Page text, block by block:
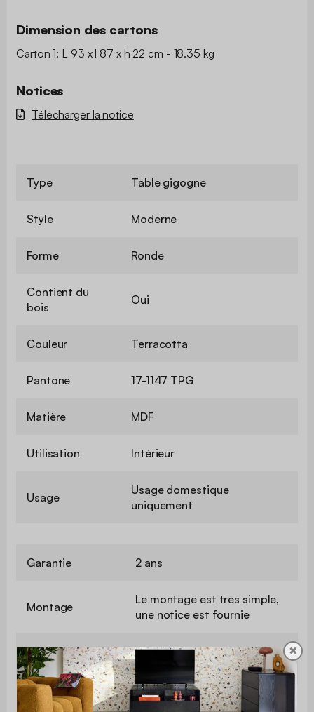
Dimension des cartons
Carton 1: L 93 x l 87 x h 22 cm - 18.35 kg
Notices
Télécharger la notice
Type Table gigogne
Style Moderne
Forme Ronde
Contient du
bois
Oui
Couleur Terracotta
Pantone 17-1147 TPG
Matière MDF
Utilisation Intérieur
Usage
Usage domestique
uniquement
Garantie 2 ans
Montage
Le montage est très simple,
une notice est fournie
Epaisseur du
plateau
Distance entre
✖